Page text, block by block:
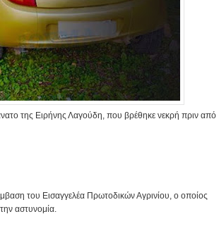
της Ειρήνης Λαγούδη, που βρέθηκε νεκρή πριν από
του Εισαγγελέα Πρωτοδικών Αγρινίου, ο οποίος
αστυνομία.